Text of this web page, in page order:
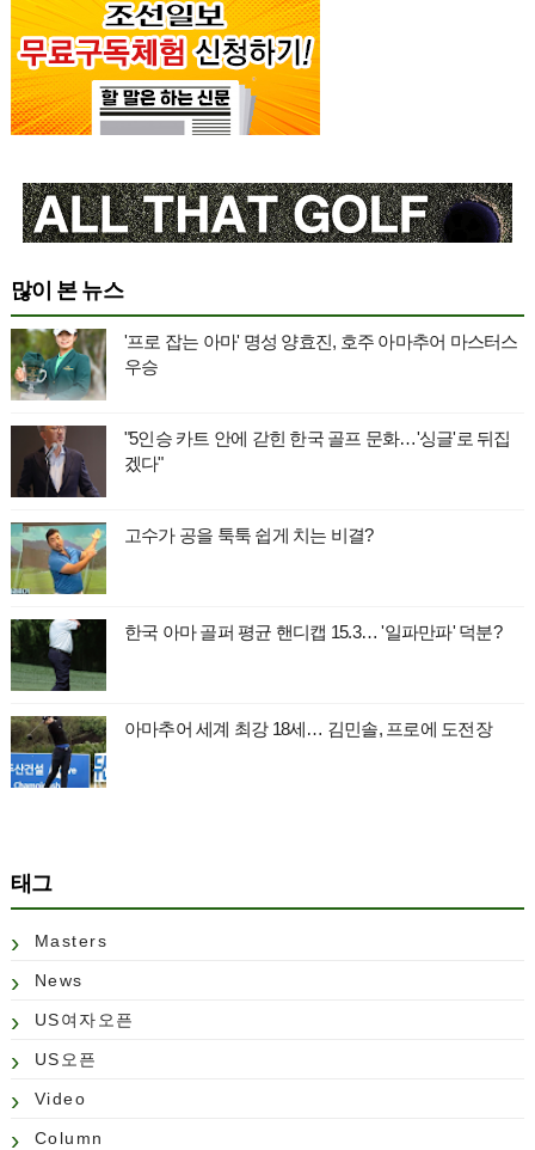
많이 본 뉴스
'프로 잡는 아마' 명성 양효진, 호주 아마추어 마스터스
우승
"5인승 카트 안에 갇힌 한국 골프 문화…'싱글'로 뒤집
겠다"
고수가 공을 툭툭 쉽게 치는 비결?
한국 아마 골퍼 평균 핸디캡 15.3… '일파만파' 덕분?
아마추어 세계 최강 18세… 김민솔, 프로에 도전장
태그
Masters
News
US여자오픈
US오픈
Video
Column